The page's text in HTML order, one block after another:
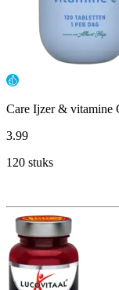
Care Ijzer & vitamine
3.99
120 stuks